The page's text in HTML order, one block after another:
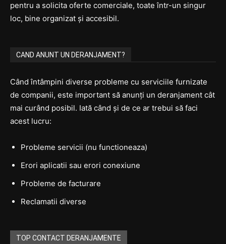
pentru a solicita oferte comerciale, toate într-un singur
loc, bine organizat și accesibil.
CAND ANUNT UN DERANJAMENT?
Când întâmpini diverse probleme cu serviciile furnizate
de companii, este important să anunți un deranjament cât
mai curând posibil. Iată când și de ce ar trebui să faci
acest lucru:
Probleme servicii (nu functioneaza)
Erori aplicatii sau erori conexiune
Probleme de facturare
Reclamatii diverse
TOP CONTACT DERANJAMENTE